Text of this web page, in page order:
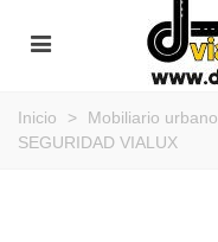
Inicio > Mobiliario urbano
SEGURIDAD VIALUX